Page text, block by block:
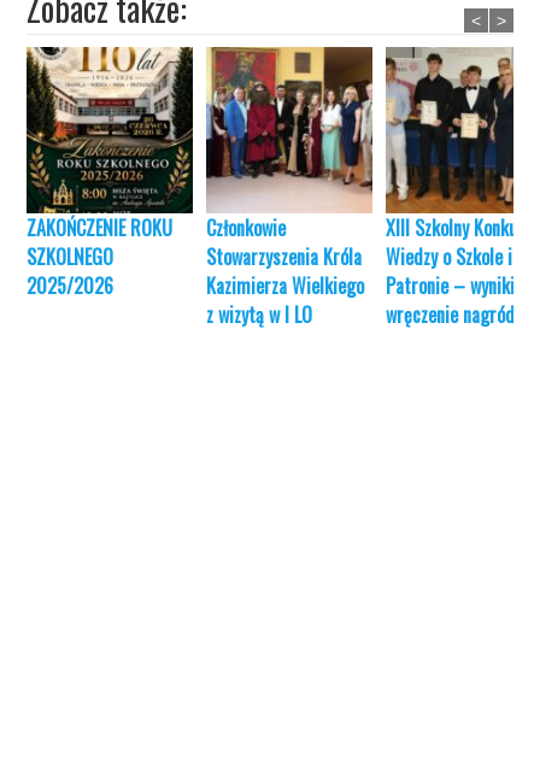
ZAKOŃCZENIE ROKU
SZKOLNEGO
2025/2026
Członkowie
Stowarzyszenia Króla
Kazimierza Wielkiego
z wizytą w I LO
XIII Szkolny Konkurs
Wiedzy o Szkole i jej
Patronie – wyniki i
wręczenie nagród
< >